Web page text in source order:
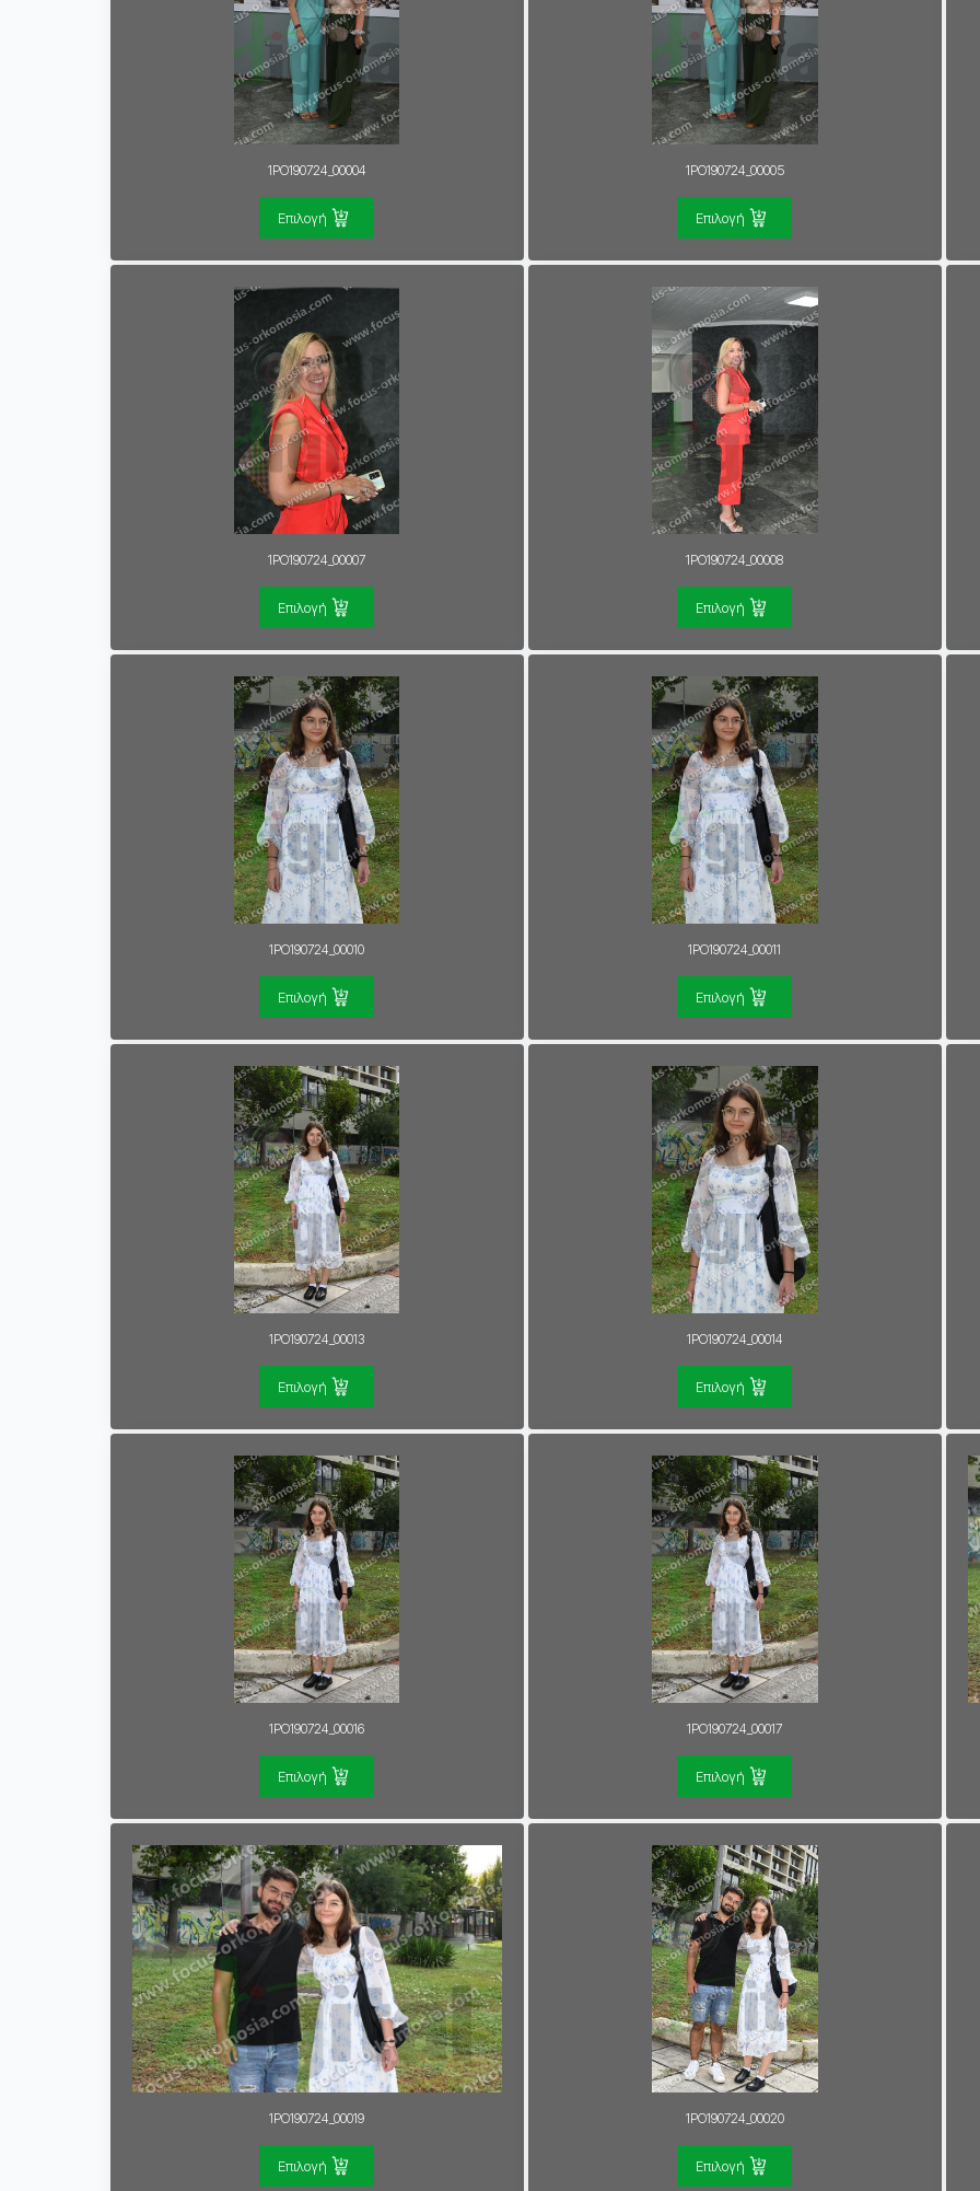
1PO190724_00004
Επιλογή
1PO190724_00005
Επιλογή
1PO190724_00007
Επιλογή
1PO190724_00008
Επιλογή
1PO190724_00010
Επιλογή
1PO190724_00011
Επιλογή
1PO190724_00013
Επιλογή
1PO190724_00014
Επιλογή
1PO190724_00016
Επιλογή
1PO190724_00017
Επιλογή
1PO190724_00019
Επιλογή
1PO190724_00020
Επιλογή